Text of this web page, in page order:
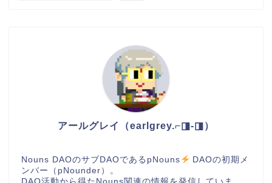
アールグレイ（earlgrey.⌐◨-◨）
Nouns DAOのサブDAOであるpNouns
DAOの初期メ
ンバー（pNounder）。